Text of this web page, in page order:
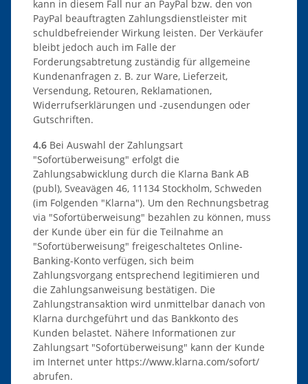
kann in diesem Fall nur an PayPal bzw. den von
PayPal beauftragten Zahlungsdienstleister mit
schuldbefreiender Wirkung leisten. Der Verkäufer
bleibt jedoch auch im Falle der
Forderungsabtretung zuständig für allgemeine
Kundenanfragen z. B. zur Ware, Lieferzeit,
Versendung, Retouren, Reklamationen,
Widerrufserklärungen und -zusendungen oder
Gutschriften.
4.6 Bei Auswahl der Zahlungsart
"Sofortüberweisung" erfolgt die
Zahlungsabwicklung durch die Klarna Bank AB
(publ), Sveavägen 46, 11134 Stockholm, Schweden
(im Folgenden "Klarna"). Um den Rechnungsbetrag
via "Sofortüberweisung" bezahlen zu können, muss
der Kunde über ein für die Teilnahme an
"Sofortüberweisung" freigeschaltetes Online-
Banking-Konto verfügen, sich beim
Zahlungsvorgang entsprechend legitimieren und
die Zahlungsanweisung bestätigen. Die
Zahlungstransaktion wird unmittelbar danach von
Klarna durchgeführt und das Bankkonto des
Kunden belastet. Nähere Informationen zur
Zahlungsart "Sofortüberweisung" kann der Kunde
im Internet unter https://www.klarna.com/sofort/
abrufen.